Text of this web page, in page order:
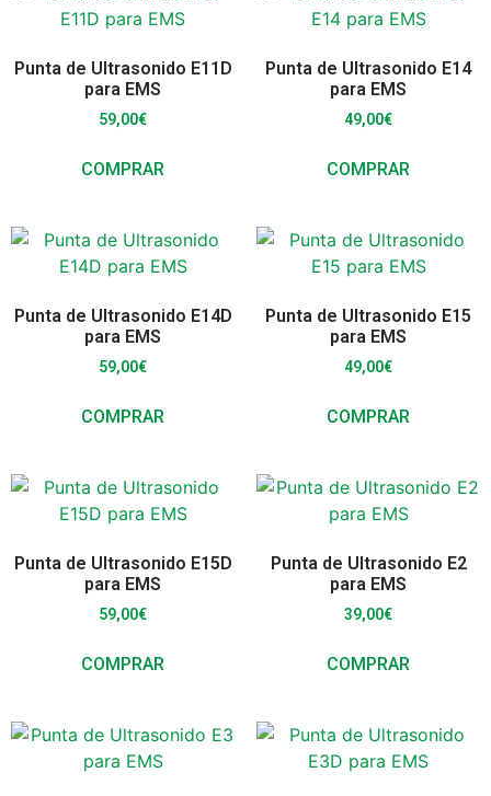
Punta de Ultrasonido E11D
para EMS
59,00€
COMPRAR
Punta de Ultrasonido E14
para EMS
49,00€
COMPRAR
Punta de Ultrasonido E14D
para EMS
59,00€
COMPRAR
Punta de Ultrasonido E15
para EMS
49,00€
COMPRAR
Punta de Ultrasonido E15D
para EMS
59,00€
COMPRAR
Punta de Ultrasonido E2
para EMS
39,00€
COMPRAR